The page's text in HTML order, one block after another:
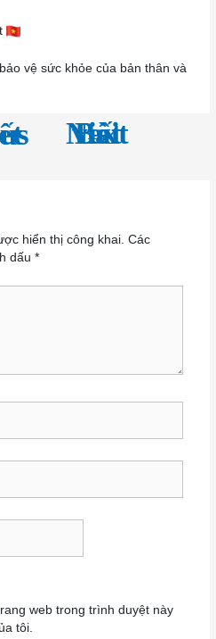
vệ sức khỏe của bản thân và
Next Bài viết
→
hiển thị công khai. Các
dấu *
web trong trình duyệt này
tôi.